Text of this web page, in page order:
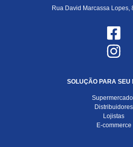
Rua David Marcassa Lopes,
SOLUÇÃO PARA SEU
Distribuidores
Lojistas
E-commerce